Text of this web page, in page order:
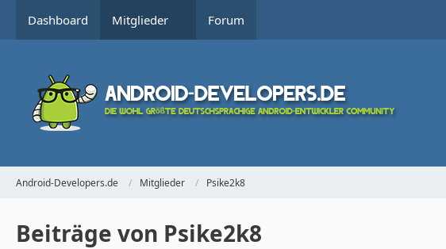
Dashboard Mitglieder Forum
Android-Developers.de Mitglieder Psike2k8
Beiträge von Psike2k8